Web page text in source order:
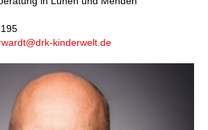
kinderwelt.de